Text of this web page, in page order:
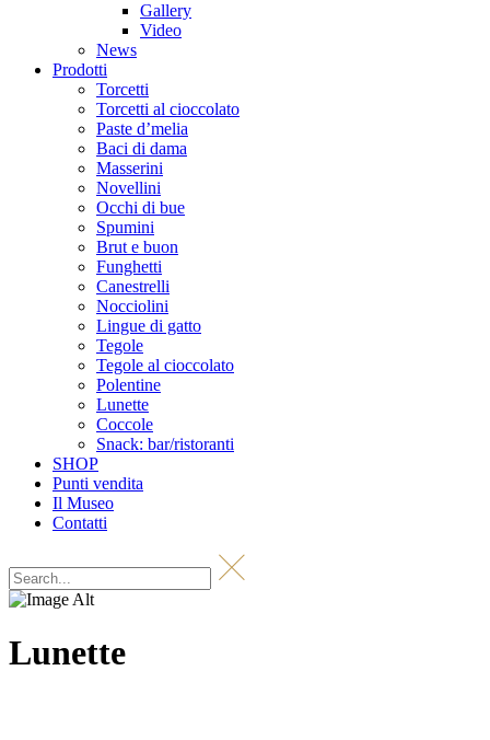
Gallery
Video
News
Prodotti
Torcetti
Torcetti al cioccolato
Paste d’melia
Baci di dama
Masserini
Novellini
Occhi di bue
Spumini
Brut e buon
Funghetti
Canestrelli
Nocciolini
Lingue di gatto
Tegole
Tegole al cioccolato
Polentine
Lunette
Coccole
Snack: bar/ristoranti
SHOP
Punti vendita
Il Museo
Contatti
Lunette